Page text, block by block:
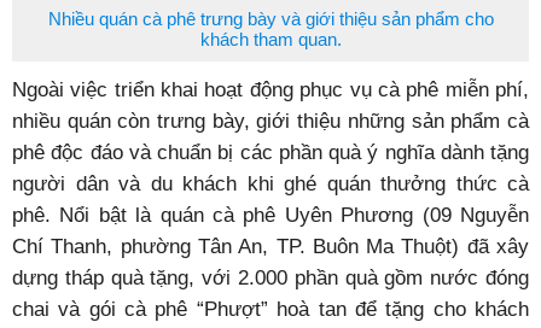
Nhiều quán cà phê trưng bày và giới thiệu sản phẩm cho
khách tham quan.
Ngoài việc triển khai hoạt động phục vụ cà phê miễn phí,
nhiều quán còn trưng bày, giới thiệu những sản phẩm cà
phê độc đáo và chuẩn bị các phần quà ý nghĩa dành tặng
người dân và du khách khi ghé quán thưởng thức cà
phê. Nổi bật là quán cà phê Uyên Phương (09 Nguyễn
Chí Thanh, phường Tân An, TP. Buôn Ma Thuột) đã xây
dựng tháp quà tặng, với 2.000 phần quà gồm nước đóng
chai và gói cà phê “Phượt” hoà tan để tặng cho khách